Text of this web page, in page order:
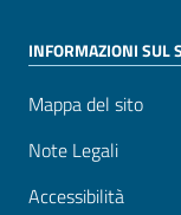
INFORMAZIONI SUL
Mappa del sito
Note Legali
Accessibilità